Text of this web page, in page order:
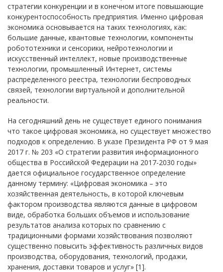
стратегии конкуренции и в конечном итоге повышающие
конкурентоспособность предприятия. Именно цифровая
экономика основывается на таких технологиях, как:
большие данные, квантовые технологии, компоненты
робототехники и сенсорики, нейротехнологии и
искусственный интеллект, новые производственные
технологии, промышленный Интернет, системы
распределенного реестра, технологии беспроводных
связей, технологии виртуальной и дополнительной
реальности.
На сегодняшний день не существует единого понимания
что такое цифровая экономика, но существует множество
подходов к определению. В указе Президента РФ от 9 мая
2017 г. № 203 «О стратегии развития информационного
общества в Российской Федерации на 2017-2030 годы»
дается официальное государственное определение
данному термину: «Цифровая экономика – это
хозяйственная деятельность, в которой ключевым
фактором производства являются данные в цифровом
виде, обработка больших объемов и использование
результатов анализа которых по сравнению с
традиционными формами хозяйствования позволяют
существенно повысить эффективность различных видов
производства, оборудования, технологий, продажи,
хранения, доставки товаров и услуг» [1].